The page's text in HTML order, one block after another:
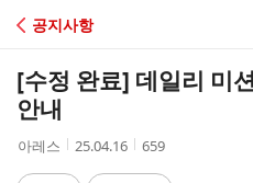
C
A
공지사항
[수정 완료] 데일리 미
안내
작
아레스
작
25.04.16
조
659